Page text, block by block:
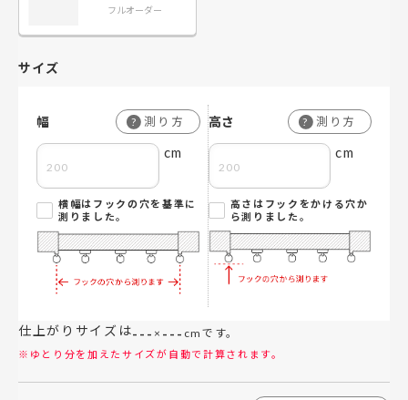
フルオーダー
サイズ
幅 ? 測り方
cm
横幅はフックの穴を基準に
測りました。
高さ ? 測り方
cm
高さはフックをかける穴か
ら測りました。
仕上がりサイズは--- × --- cmです。
※ゆとり分を加えたサイズが自動で計算されます。